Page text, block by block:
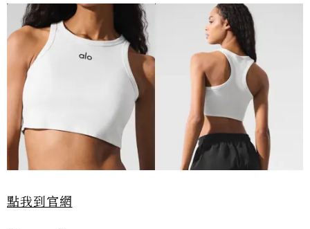
點我到官網